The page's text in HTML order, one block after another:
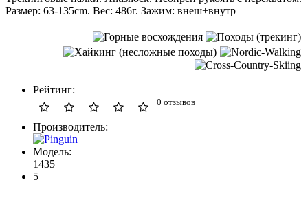
Размер: 63-135cm. Вес: 486г. Зажим: внеш+внутр
Рейтинг:
0 отзывов
Производитель:
Модель:
1435
5